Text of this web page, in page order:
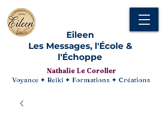
Eileen
Les Messages, l'École &
l'Échoppe
Nathalie Le Coroller
Voyance ✦ Reiki ✦ Formations ✦ Créations